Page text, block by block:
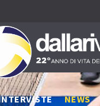
NEWS